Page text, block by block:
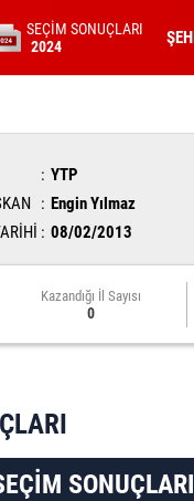
SEÇİM SONUÇLARI
2024
YTP
Engin Yılmaz
08/02/2013
Kazandığı İl Sayısı
0
SONUÇLARI